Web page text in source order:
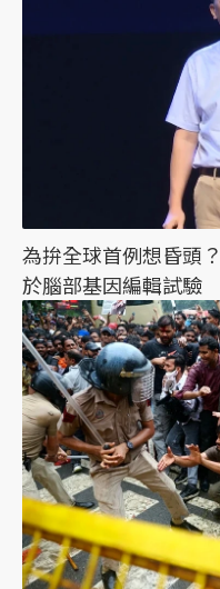
為拚全球首例想昏頭
於腦部基因編輯試驗